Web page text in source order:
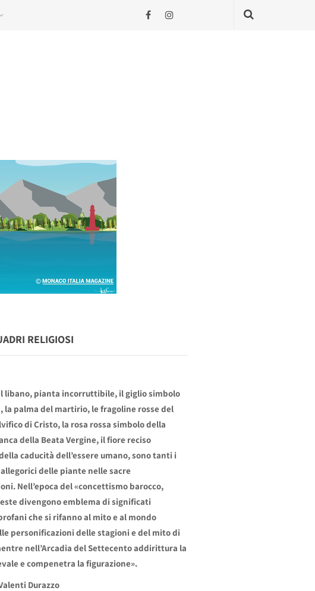
RELIGIOSI
libano, pianta incorruttibile, il giglio simbolo
la palma del martirio, le fragoline rosse del
di Cristo, la rosa rossa simbolo della
della Beata Vergine, il fiore reciso
caducità dell’essere umano, sono tanti i
delle piante nelle sacre
Nell’epoca del «concettismo barocco,
divengono emblema di significati
che si rifanno al mito e al mondo
personificazioni delle stagioni e del mito di
nell’Arcadia del Settecento addirittura la
e compenetra la figurazione».
Durazzo